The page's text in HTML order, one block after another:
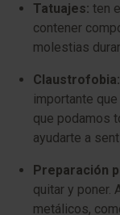
Tatuajes: ten
contener
molestias
Claustrofobia:
importante
que podamos
ayudarte a
Preparación
quitar y poner.
metálicos,